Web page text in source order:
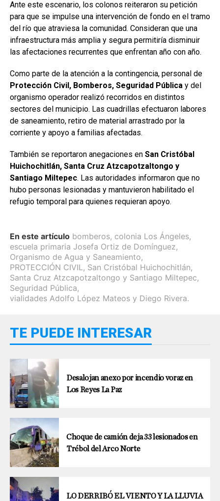
Ante este escenario, los colonos reiteraron su petición
para que se impulse una intervención de fondo en el tramo
del río que atraviesa la comunidad. Consideran que una
infraestructura más amplia y segura permitiría disminuir
las afectaciones recurrentes que enfrentan año con año.
Como parte de la atención a la contingencia, personal de
Protección Civil, Bomberos, Seguridad Pública y del
organismo operador realizó recorridos en distintos
sectores del municipio. Las cuadrillas efectuaron labores
de saneamiento, retiro de material arrastrado por la
corriente y apoyo a familias afectadas.
También se reportaron anegaciones en San Cristóbal
Huichochitlán, Santa Cruz Atzcapotzaltongo y
Santiago Miltepec. Las autoridades informaron que no
hubo personas lesionadas y mantuvieron habilitado el
refugio temporal para quienes requieran apoyo.
En este artículo bomberos, colonia Los Ángeles,
escuela primaria Josefa Ortiz de Domínguez,
Organismo de Agua y Saneamiento,
PROTECCIÓN CIVIL, San Cristóbal Huichochitlán,
Santa Cruz Atzcapotzaltongo y Santiago Miltepec,
Seguridad Pública,
vialidades Adolfo López Mateos y Diego Rivera.
TE PUEDE INTERESAR
Desalojan anexo por incendio voraz en
Los Reyes La Paz
Choque de camión deja 33 lesionados en
Trébol del Arco Norte
LO DERRIBÓ EL VIENTO Y LA LLUVIA